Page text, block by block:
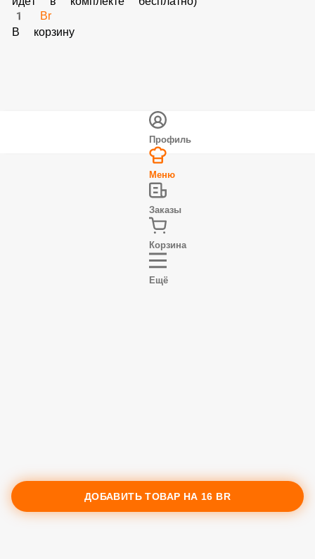
Соевый соус *Дополнительный (1 порция идёт в
комплекте бесплатно)
1 Br
ДОБАВИТЬ ТОВАР НА 16 BR
Профиль
Меню
Заказы
Корзина